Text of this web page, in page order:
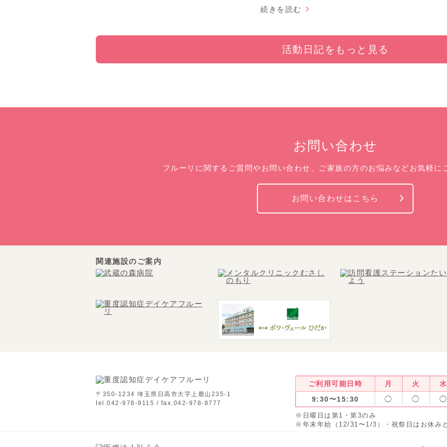
続きを読む
活動日記をもっと見る
お問い合わせ
フルーリに関するご質問やお問い合わせ、ご家族の方のお悩みなどお気軽に
お問い合わせはこちら
関連施設のご案内
〒350-1234 埼玉県日高市大字上鹿山235-1
tel.042-978-9115 / fax.042-978-8777
ご利用可能日時 月 火 水
9:30〜15:30 ◯ ◯ ◯
※日曜日は第1・第3のみ
※年末年始（12/31〜1/3）・祝祭日はお休み